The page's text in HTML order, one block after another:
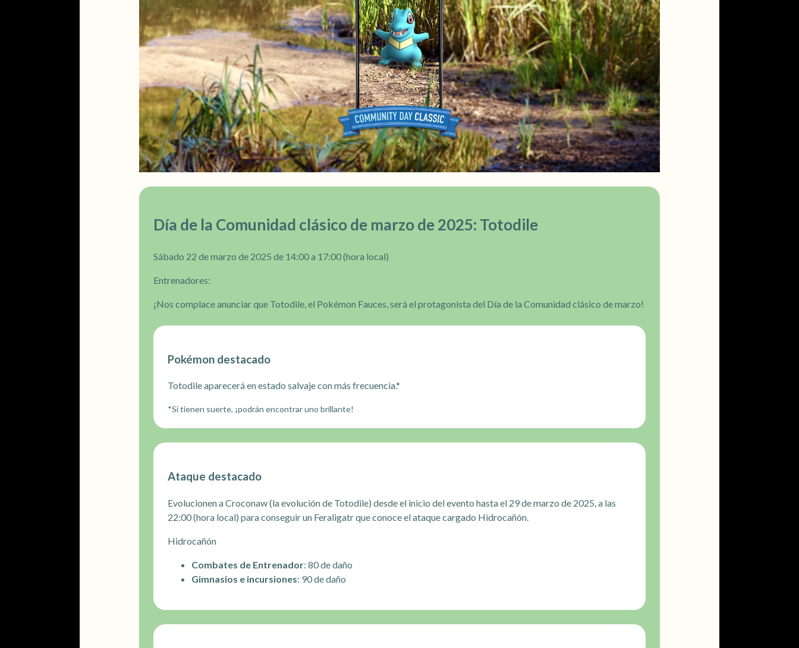
Día de la Comunidad clásico de marzo de 2025: Totodile
Sábado 22 de marzo de 2025 de 14:00 a 17:00 (hora local)
Entrenadores:
¡Nos complace anunciar que Totodile, el Pokémon Fauces, será el protagonista del Día de la Comunidad clásico de marzo!
Pokémon destacado
Totodile aparecerá en estado salvaje con más frecuencia.*
*Si tienen suerte, ¡podrán encontrar uno brillante!
Ataque destacado
Evolucionen a Croconaw (la evolución de Totodile) desde el inicio del evento hasta el 29 de marzo de 2025, a las
22:00 (hora local) para conseguir un Feraligatr que conoce el ataque cargado Hidrocañón.
Hidrocañón
Combates de Entrenador: 80 de daño
Gimnasios e incursiones: 90 de daño